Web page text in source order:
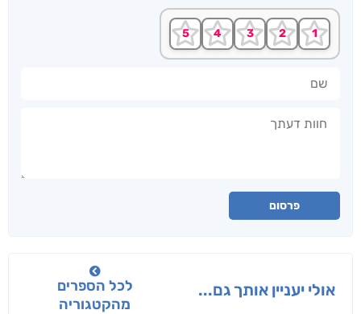
פרסום
אולי יעניין אותך גם...
לכל הספרים
מהקטגוריה